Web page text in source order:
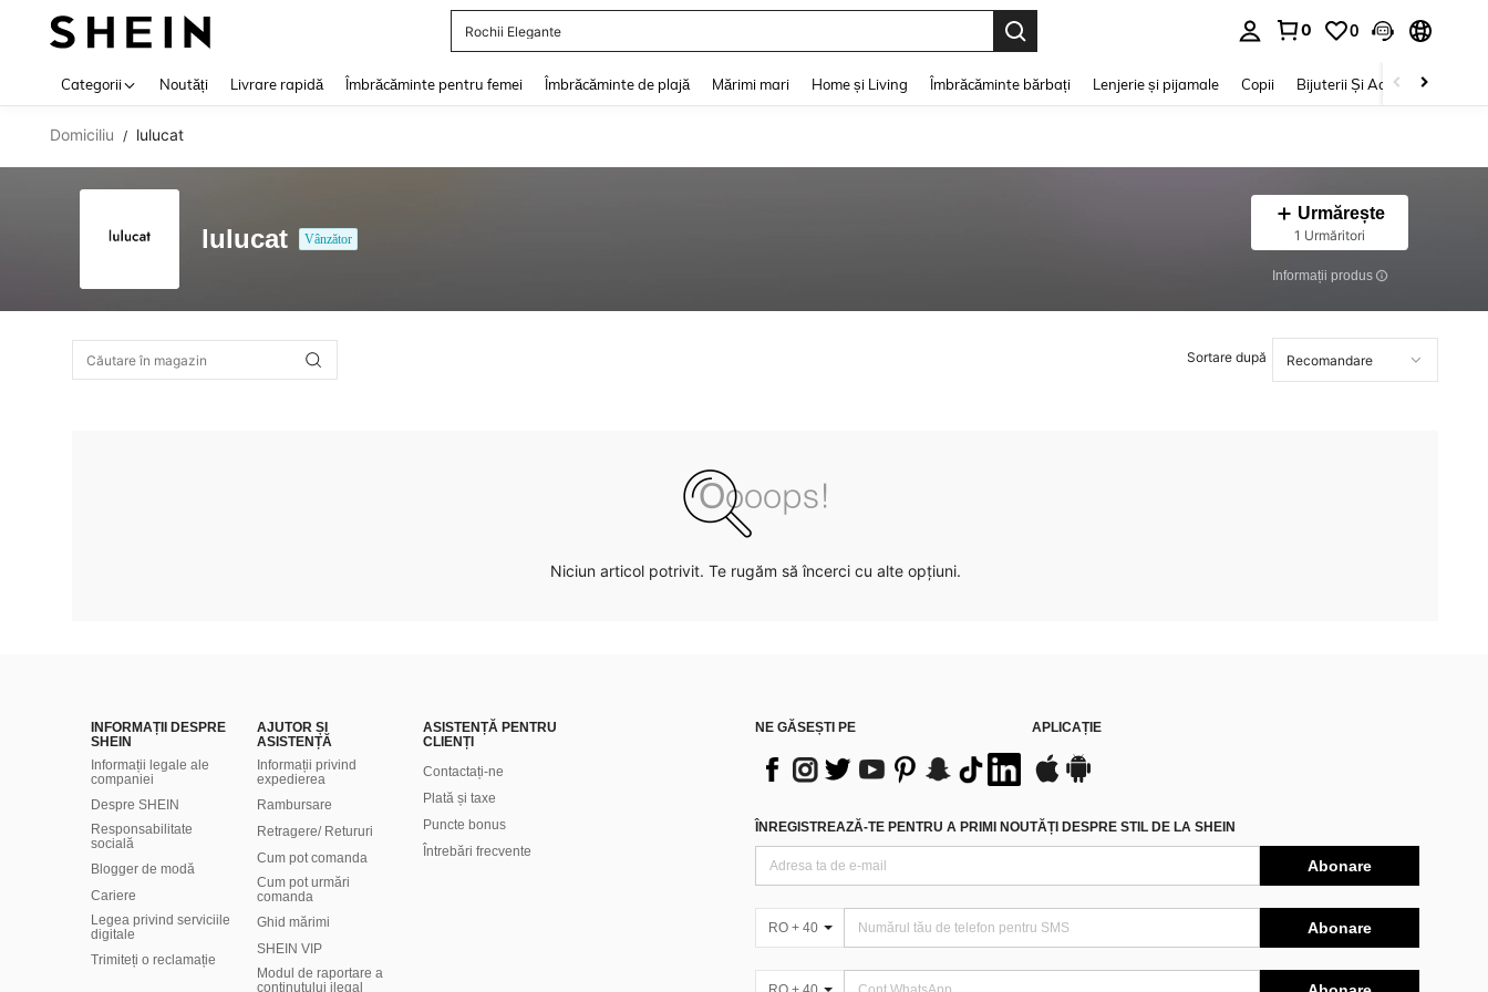
Rochii Elegante
0 0
Categorii Noutăți Livrare rapidă Îmbrăcăminte pentru femei Îmbrăcăminte de plajă Mărimi mari Home și Living Îmbrăcăminte bărbați Lenjerie și pijamale Copii Bijuterii Și Accesorii
Domiciliu / lulucat
lulucat Vânzător
Urmărește
1 Urmăritori
Informații produs
Sortare după
Niciun articol potrivit. Te rugăm să încerci cu alte opțiuni.
INFORMAȚII DESPRE
SHEIN
Informații legale ale
companiei
Despre SHEIN
Responsabilitate
socială
Blogger de modă
Cariere
Legea privind serviciile
digitale
Trimiteți o reclamație
AJUTOR ȘI
ASISTENȚĂ
Informații privind
expedierea
Rambursare
Retragere/ Retururi
Cum pot comanda
Cum pot urmări
comanda
Ghid mărimi
SHEIN VIP
Modul de raportare a
conținutului ilegal
ASISTENȚĂ PENTRU
CLIENȚI
Contactați-ne
Plată și taxe
Puncte bonus
Întrebări frecvente
NE GĂSEȘTI PE APLICAȚIE
ÎNREGISTREAZĂ-TE PENTRU A PRIMI NOUTĂȚI DESPRE STIL DE LA SHEIN
Abonare
RO + 40 Abonare